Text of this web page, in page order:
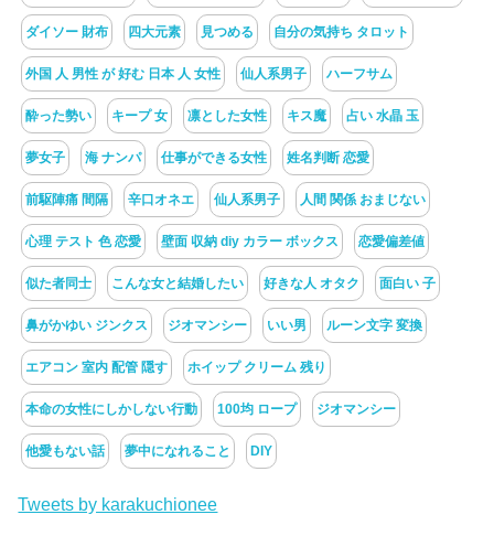
ダイソー 財布 四大元素 見つめる 自分の気持ち タロット
外国 人 男性 が 好む 日本 人 女性 仙人系男子 ハーフサム
酔った勢い キープ 女 凛とした女性 キス魔 占い 水晶 玉
夢女子 海 ナンパ 仕事ができる女性 姓名判断 恋愛
前駆陣痛 間隔 辛口オネエ 仙人系男子 人間 関係 おまじない
心理 テスト 色 恋愛 壁面 収納 diy カラー ボックス 恋愛偏差値
似た者同士 こんな女と結婚したい 好きな人 オタク 面白い 子
鼻がかゆい ジンクス ジオマンシー いい男 ルーン文字 変換
エアコン 室内 配管 隠す ホイップ クリーム 残り
本命の女性にしかしない行動 100均 ロープ ジオマンシー
他愛もない話 夢中になれること DIY
Tweets by karakuchionee